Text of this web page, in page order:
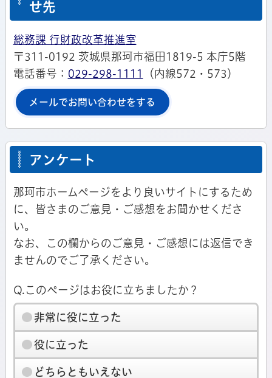
せ先
総務課 行財政改革推進室
〒311-0192 茨城県那珂市福田1819-5 本庁5階
電話番号： 029-298-1111 （内線572・573）
メールでお問い合わせをする
アンケート
那珂市ホームページをより良いサイトにするため
に、皆さまのご意見・ご感想をお聞かせくださ
い。
なお、この欄からのご意見・ご感想には返信でき
ませんのでご了承ください。
Q.このページはお役に立ちましたか？
非常に役に立った
役に立った
どちらともいえない